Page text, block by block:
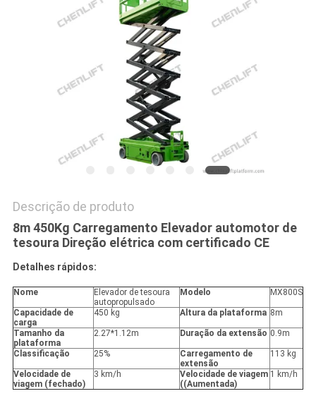
PRIVACIDADE
Descrição de produto
8m 450Kg Carregamento Elevador automotor de
tesoura Direção elétrica com certificado CE
Detalhes rápidos:
Nome
Elevador de tesoura
autopropulsado
Modelo MX800S
Capacidade de
carga
450 kg Altura da plataforma 8m
Tamanho da
plataforma
2.27*1.12m Duração da extensão 0.9m
Classificação 25%
Carregamento de
extensão
113 kg
Velocidade de
viagem (fechado)
3 km/h
Velocidade de viagem
((Aumentada)
1 km/h